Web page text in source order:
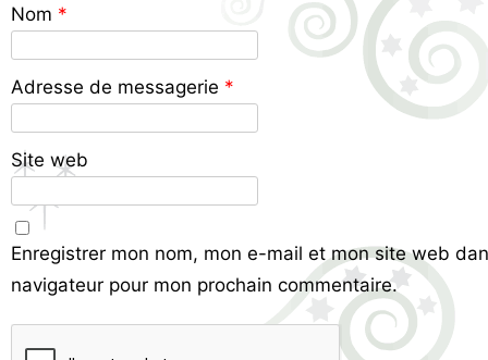
Nom *
Adresse de messagerie *
Site web
Enregistrer mon nom, mon e-mail et mon site web
navigateur pour mon prochain commentaire.